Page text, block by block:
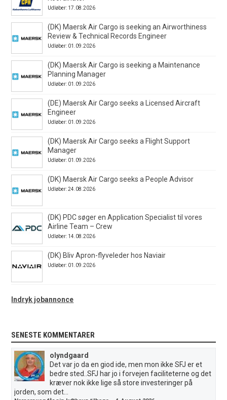
Udløber: 17.08.2026
(DK) Maersk Air Cargo is seeking an Airworthiness
Review & Technical Records Engineer
Udløber: 01.09.2026
(DK) Maersk Air Cargo is seeking a Maintenance
Planning Manager
Udløber: 01.09.2026
(DE) Maersk Air Cargo seeks a Licensed Aircraft
Engineer
Udløber: 01.09.2026
(DK) Maersk Air Cargo seeks a Flight Support
Manager
Udløber: 01.09.2026
(DK) Maersk Air Cargo seeks a People Advisor
Udløber: 24.08.2026
(DK) PDC søger en Application Specialist til vores
Airline Team – Crew
Udløber: 14.08.2026
(DK) Bliv Apron-flyveleder hos Naviair
Udløber: 01.09.2026
Indryk jobannonce
SENESTE KOMMENTARER
olyndgaard
Det var jo da en giod ide, men mon ikke SFJ er et
bedre sted..SFJ har jo i forvejen faciliteterne og det
kræver nok ikke lige så store investeringer på
jorden, som det...